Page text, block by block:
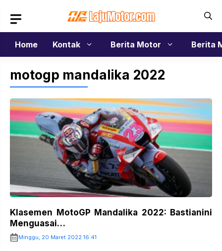
isi
Home
Kontak Berita Motor Berita
motogp mandalika 2022
Klasemen MotoGP Mandalika 2022: Bastianini
Menguasai…
Minggu, 20 Maret 2022 16:41